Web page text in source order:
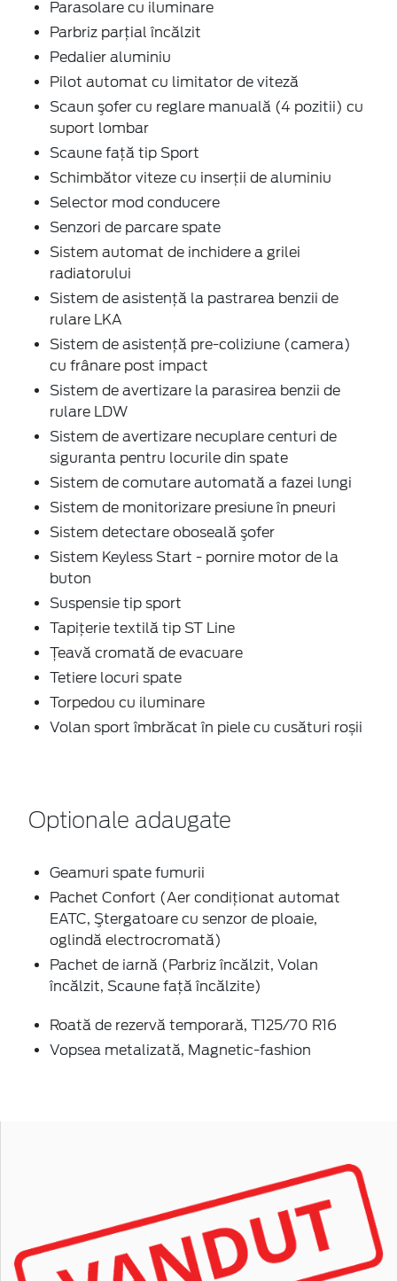
Parasolare cu iluminare
Parbriz parţial încălzit
Pedalier aluminiu
Pilot automat cu limitator de viteză
Scaun şofer cu reglare manuală (4 pozitii) cu
suport lombar
Scaune faţă tip Sport
Schimbător viteze cu inserţii de aluminiu
Selector mod conducere
Senzori de parcare spate
Sistem automat de inchidere a grilei
radiatorului
Sistem de asistenţă la pastrarea benzii de
rulare LKA
Sistem de asistenţă pre-coliziune (camera)
cu frânare post impact
Sistem de avertizare la parasirea benzii de
rulare LDW
Sistem de avertizare necuplare centuri de
siguranta pentru locurile din spate
Sistem de comutare automată a fazei lungi
Sistem de monitorizare presiune în pneuri
Sistem detectare oboseală şofer
Sistem Keyless Start - pornire motor de la
buton
Suspensie tip sport
Tapiţerie textilă tip ST Line
Ţeavă cromată de evacuare
Tetiere locuri spate
Torpedou cu iluminare
Volan sport îmbrăcat în piele cu cusături roșii
Optionale adaugate
Geamuri spate fumurii
Pachet Confort (Aer condiţionat automat
EATC, Ştergatoare cu senzor de ploaie,
oglindă electrocromată)
Pachet de iarnă (Parbriz încălzit, Volan
încălzit, Scaune faţă încălzite)
Roată de rezervă temporară, T125/70 R16
Vopsea metalizată, Magnetic-fashion